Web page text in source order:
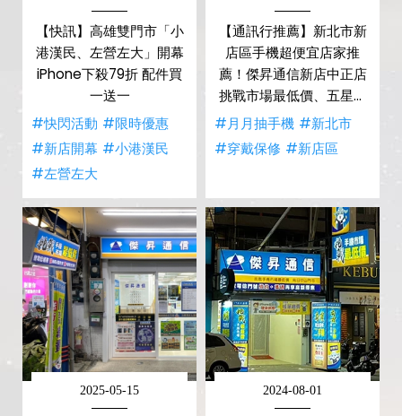
【快訊】高雄雙門市「小
港漢民、左營左大」開幕
iPhone下殺79折 配件買
一送一
#快閃活動 #限時優惠
#新店開幕 #小港漢民
#左營左大
【通訊行推薦】新北市新
店區手機超便宜店家推
薦！傑昇通信新店中正店
挑戰市場最低價、五星好
評不斷
#月月抽手機 #新北市
#穿戴保修 #新店區
2025-05-15 2024-08-01